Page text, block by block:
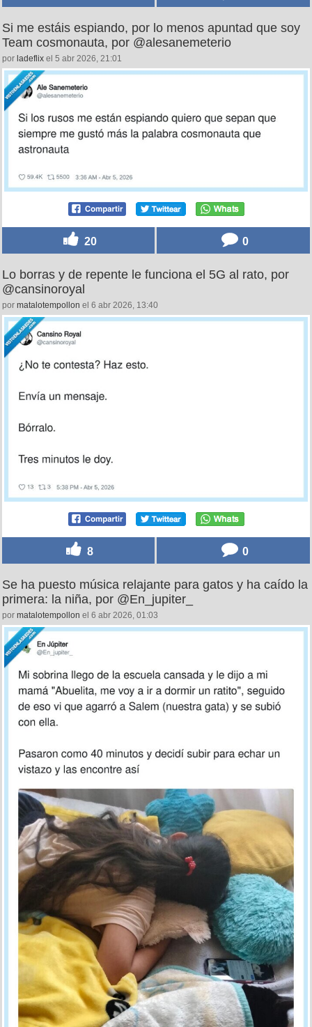
Si me estáis espiando, por lo menos apuntad que soy
Team cosmonauta, por @alesanemeterio
por ladeflix el 5 abr 2026, 21:01
20 0
Lo borras y de repente le funciona el 5G al rato, por
@cansinoroyal
por matalotempollon el 6 abr 2026, 13:40
8 0
Se ha puesto música relajante para gatos y ha caído la
primera: la niña, por @En_jupiter_
por matalotempollon el 6 abr 2026, 01:03